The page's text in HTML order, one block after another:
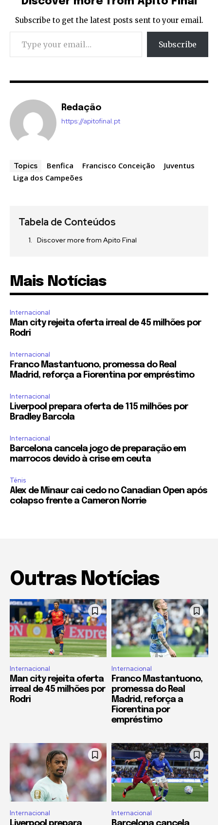
Subscribe to get the latest posts sent to your email.
Type your email…
Subscribe
Redação
https://apitofinal.pt
Topics Benfica Francisco Conceição
Juventus
Liga dos Campeões
Tabela de Conteúdos
Discover more from Apito Final
Mais Notícias
Internacional
Man city rejeita oferta irreal de 45 milhões por
Rodri
Internacional
Franco Mastantuono, promessa do Real
Madrid, reforça a Fiorentina por empréstimo
Internacional
Liverpool prepara oferta de 115 milhões por
Bradley Barcola
Internacional
Barcelona cancela jogo de preparação em
marrocos devido à crise em ceuta
Ténis
Alex de Minaur cai cedo no Canadian Open após
colapso frente a Cameron Norrie
Outras Notícias
Internacional
Man city rejeita oferta
irreal de 45 milhões por
Rodri
Internacional
Franco Mastantuono,
promessa do Real
Madrid, reforça a
Fiorentina por
empréstimo
Internacional Internacional